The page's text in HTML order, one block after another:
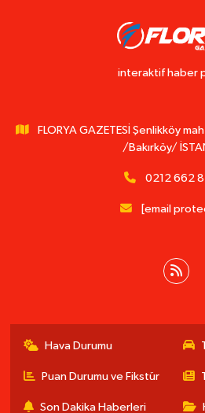
interaktif haber
FLORYA GAZETESİ Şenlikköy
/Bakırköy/
0212 662
[email
Hava Durumu
Puan Durumu ve Fikstür
Son Dakika Haberleri